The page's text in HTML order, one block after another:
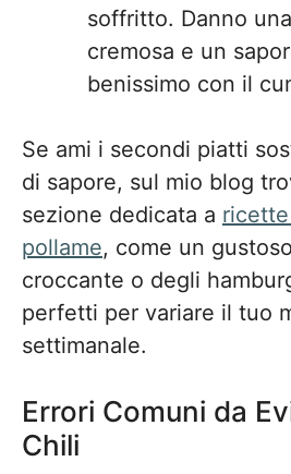
soffritto. Danno
cremosa e un
benissimo con il
Se ami i secondi piatti
di sapore, sul mio blog
sezione dedicata a
pollame, come un
croccante o degli
perfetti per variare il tuo
settimanale.
Errori Comuni da
Chili